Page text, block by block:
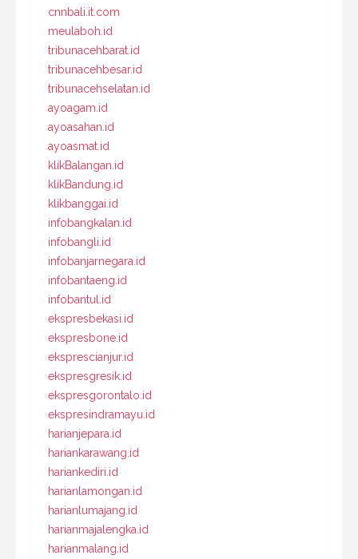
cnnbali.it.com
meulaboh.id
tribunacehbarat.id
tribunacehbesar.id
tribunacehselatan.id
ayoagam.id
ayoasahan.id
ayoasmat.id
klikBalangan.id
klikBandung.id
klikbanggai.id
infobangkalan.id
infobangli.id
infobanjarnegara.id
infobantaeng.id
infobantul.id
ekspresbekasi.id
ekspresbone.id
eksprescianjur.id
ekspresgresik.id
ekspresgorontalo.id
ekspresindramayu.id
harianjepara.id
hariankarawang.id
hariankediri.id
harianlamongan.id
harianlumajang.id
harianmajalengka.id
harianmalang.id